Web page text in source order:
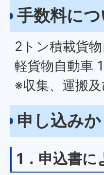
手数料に
2トン積載貨
軽貨物自動車
※収集、運搬
申し込み
1．申込書に